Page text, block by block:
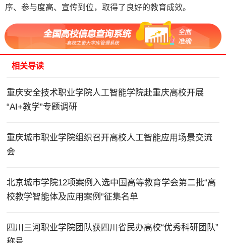
序、参与度高、宣传到位，取得了良好的教育成效。
相关导读
重庆安全技术职业学院人工智能学院赴重庆高校开展
“AI+教学”专题调研
重庆城市职业学院组织召开高校人工智能应用场景交流
会
北京城市学院12项案例入选中国高等教育学会第二批“高
校教学智能体及应用案例”征集名单
四川三河职业学院团队获四川省民办高校“优秀科研团队”